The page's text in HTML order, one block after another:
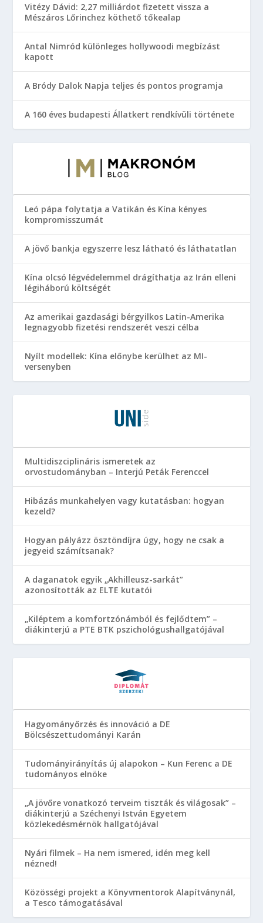
Vitézy Dávid: 2,27 milliárdot fizetett vissza a
Mészáros Lőrinchez köthető tőkealap
Antal Nimród különleges hollywoodi megbízást
kapott
A Bródy Dalok Napja teljes és pontos programja
A 160 éves budapesti Állatkert rendkívüli története
Leó pápa folytatja a Vatikán és Kína kényes
kompromisszumát
A jövő bankja egyszerre lesz látható és láthatatlan
Kína olcsó légvédelemmel drágíthatja az Irán elleni
légiháború költségét
Az amerikai gazdasági bérgyilkos Latin-Amerika
legnagyobb fizetési rendszerét veszi célba
Nyílt modellek: Kína előnybe kerülhet az MI-
versenyben
Multidiszciplináris ismeretek az
orvostudományban – Interjú Peták Ferenccel
Hibázás munkahelyen vagy kutatásban: hogyan
kezeld?
Hogyan pályázz ösztöndíjra úgy, hogy ne csak a
jegyeid számítsanak?
A daganatok egyik „Akhilleusz-sarkát”
azonosították az ELTE kutatói
„Kiléptem a komfortzónámból és fejlődtem” –
diákinterjú a PTE BTK pszichológushallgatójával
Hagyományőrzés és innováció a DE
Bölcsészettudományi Karán
Tudományirányítás új alapokon – Kun Ferenc a DE
tudományos elnöke
„A jövőre vonatkozó terveim tiszták és világosak” –
diákinterjú a Széchenyi István Egyetem
közlekedésmérnök hallgatójával
Nyári filmek – Ha nem ismered, idén meg kell
nézned!
Közösségi projekt a Könyvmentorok Alapítványnál,
a Tesco támogatásával